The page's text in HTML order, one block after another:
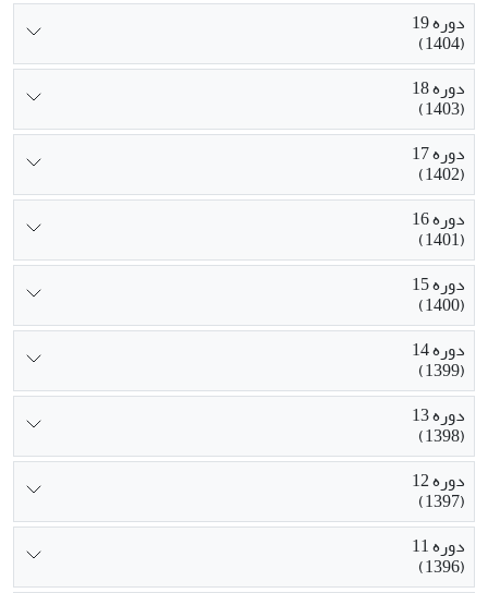
دوره 19
(1404)
دوره 18
(1403)
دوره 17
(1402)
دوره 16
(1401)
دوره 15
(1400)
دوره 14
(1399)
دوره 13
(1398)
دوره 12
(1397)
دوره 11
(1396)